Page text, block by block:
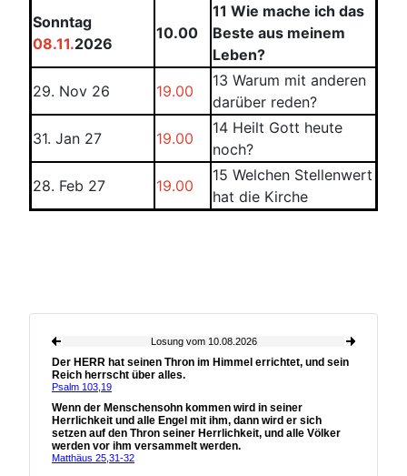
Sonntag
08.11.2026
10.00
11 Wie mache ich das
Beste aus meinem
Leben?
29. Nov 26
19.00
13 Warum mit anderen
darüber reden?
31. Jan 27
19.00
14 Heilt Gott heute
noch?
28. Feb 27
19.00
15 Welchen Stellenwert
hat die Kirche